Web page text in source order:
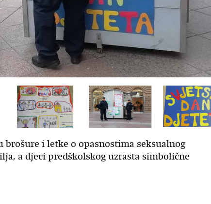
i letke o opasnostima seksualnog
a djeci predškolskog uzrasta simbolične